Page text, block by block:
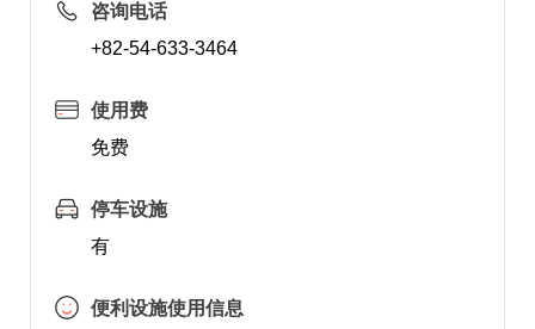
咨询电话
+82-54-633-3464
使用费
免费
停车设施
有
便利设施使用信息